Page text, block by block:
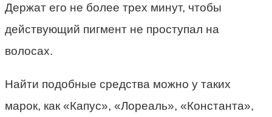
Держат его не более трех минут, чтобы
действующий пигмент не проступал на
волосах.
Найти подобные средства можно у таких
марок, как «Капус», «Лореаль», «Константа»,